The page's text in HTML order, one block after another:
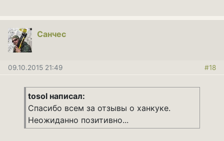
Санчес
09.10.2015 21:49 #18
tosol написал:
Спасибо всем за отзывы о ханкуке.
Неожиданно позитивно...